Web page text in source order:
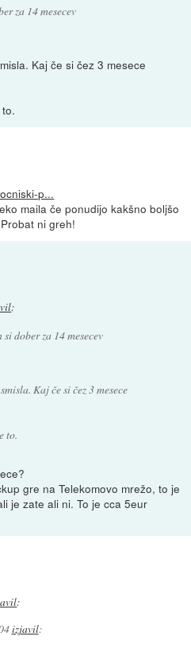
za 14 mesecev
Kaj če si čez 3 mesece
p...
maila če ponudijo kakšno boljšo
ni greh!
:
dober za 14 mesecev
Kaj če si čez 3 mesece
to.
gre na Telekomovo mrežo, to je
je zate ali ni. To je cca 5eur
:
izjavil: